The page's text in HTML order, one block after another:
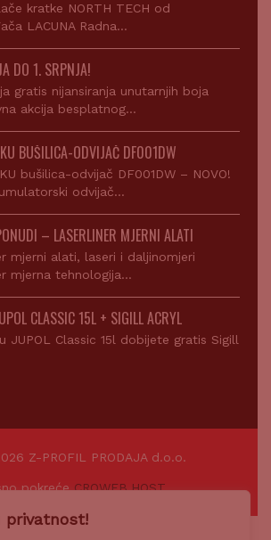
privatnost!
kratke NORTH TECH od
LACUNA Radna…
DO 1. SRPNJA!
gratis nijansiranja unutarnjih boja
akcija besplatnog…
BUŠILICA-ODVIJAČ DF001DW
bušilica-odvijač DF001DW – NOVO!
odvijač…
– LASERLINER MJERNI ALATI
mjerni alati, laseri i daljinomjeri
mjerna tehnologija…
CLASSIC 15L + SIGILL ACRYL
JUPOL Classic 15l dobijete gratis Sigill
Z-PROFIL PRODAJA d.o.o.
pokrećeCROWEB.HOST